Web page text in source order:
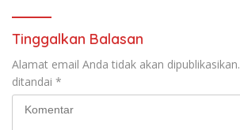
Tinggalkan Balasan
Alamat email Anda tidak akan dipublikasikan.
ditandai *